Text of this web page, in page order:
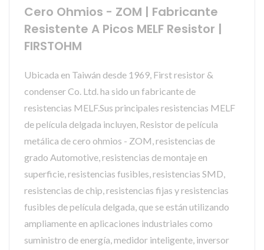
Cero Ohmios - ZOM | Fabricante
Resistente A Picos MELF Resistor |
FIRSTOHM
Ubicada en Taiwán desde 1969, First resistor &
condenser Co. Ltd. ha sido un fabricante de
resistencias MELF.Sus principales resistencias MELF
de película delgada incluyen, Resistor de película
metálica de cero ohmios - ZOM, resistencias de
grado Automotive, resistencias de montaje en
superficie, resistencias fusibles, resistencias SMD,
resistencias de chip, resistencias fijas y resistencias
fusibles de película delgada, que se están utilizando
ampliamente en aplicaciones industriales como
suministro de energía, medidor inteligente, inversor